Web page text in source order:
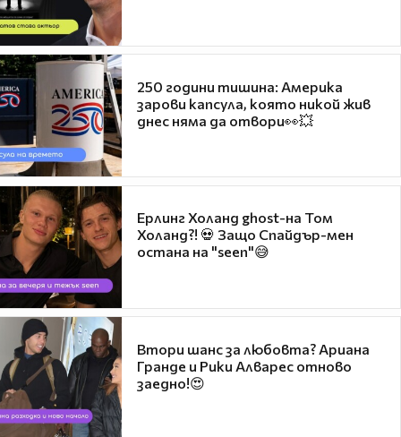
250 години тишина: Америка
зарови капсула, която никой жив
днес няма да отвори👀💥
Ерлинг Холанд ghost-на Том
Холанд?! 💀 Защо Спайдър-мен
остана на "seen"😅
Втори шанс за любовта? Ариана
Гранде и Рики Алварес отново
заедно!😍